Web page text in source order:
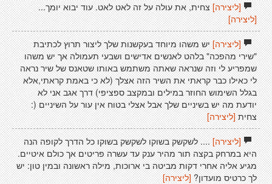
[ליצירה]צחית, את עולה על זה לאט לאט. עוד יבוא יומך...
[ליצירה]
[ליצירה]יש משהו מיוחד בעקשנות שלך ליצור תרוץ לכתיבת
"שירי מהפכה" בלהט לאנשים אדישים ושבעי תעמולה אך יש משהו
שמפריע לי וזה שנראה שאתה משתמש באותו שטאנס של שיר נראה
לי כאילו כבר קראתי את השיר הזה אצלך (לא כי באמת קראתי,אלא
בגלל השימוש החוזר במילים ובמקצב ספציפי) דרך אגב אני לא
יודעת מה יש בשיניים שלך אבל אצלי בטוח אין עור על השיניים (:
צחית [ליצירה]
[ליצירה].... לשקשק בשוקו לשקשק בשוקו כל הדרך לקופה הנה
היא במרחק בקצה תור מהיר ענק עד עשרה פריטים אך כולם איטיים.
מגיע אליה אחרי דקות מביטה בי ארוכות, מילה ראשונה ובמין טון: יש
לך כרטיס מועדון? [ליצירה]